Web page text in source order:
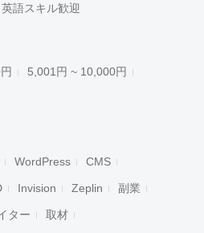
英語スキル歓迎
5,001円 ~ 10,000円
WordPress CMS
Invision Zeplin 副業
ター 取材